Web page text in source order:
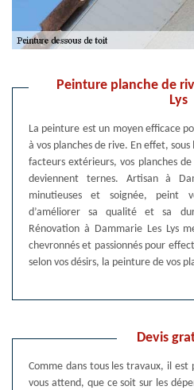
Peinture planche de
Lys
La peinture est un moyen efficace
à vos planches de rive. En effet,
facteurs extérieurs, vos planches
deviennent ternes. Artisan à
minutieuses et soignée, peint
d’améliorer sa qualité et sa
Rénovation à Dammarie Les Lys
chevronnés et passionnés pour
selon vos désirs, la peinture de vos
Devis
Comme dans tous les travaux, il
vous attend, que ce soit sur les